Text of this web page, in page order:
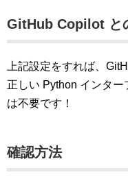
GitHub Copilot と
上記設定をすれば、
正しい Python インタ
は不要です！
確認方法